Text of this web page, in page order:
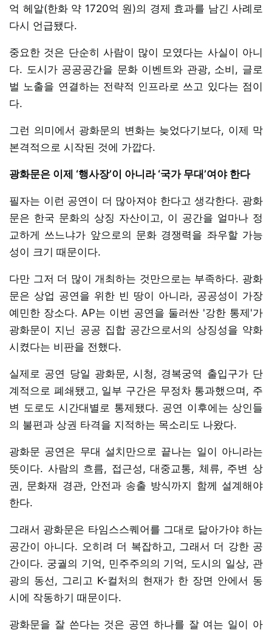
억 헤알(한화 약 1720억 원)의 경제 효과를 남긴 사례로
다시 언급됐다.
중요한 것은 단순히 사람이 많이 모였다는 사실이 아니
다. 도시가 공공공간을 문화 이벤트와 관광, 소비, 글로
벌 노출을 연결하는 전략적 인프라로 쓰고 있다는 점이
다.
그런 의미에서 광화문의 변화는 늦었다기보다, 이제 막
본격적으로 시작된 것에 가깝다.
광화문은 이제 ‘행사장’이 아니라 ‘국가 무대’여야 한다
필자는 이런 공연이 더 많아져야 한다고 생각한다. 광화
문은 한국 문화의 상징 자산이고, 이 공간을 얼마나 정
교하게 쓰느냐가 앞으로의 문화 경쟁력을 좌우할 가능
성이 크기 때문이다.
다만 그저 더 많이 개최하는 것만으로는 부족하다. 광화
문은 상업 공연을 위한 빈 땅이 아니라, 공공성이 가장
예민한 장소다. AP는 이번 공연을 둘러싼 '강한 통제'가
광화문이 지닌 공공 집합 공간으로서의 상징성을 약화
시켰다는 비판을 전했다.
실제로 공연 당일 광화문, 시청, 경복궁역 출입구가 단
계적으로 폐쇄됐고, 일부 구간은 무정차 통과했으며, 주
변 도로도 시간대별로 통제됐다. 공연 이후에는 상인들
의 불편과 상권 타격을 지적하는 목소리도 나왔다.
광화문 공연은 무대 설치만으로 끝나는 일이 아니라는
뜻이다. 사람의 흐름, 접근성, 대중교통, 체류, 주변 상
권, 문화재 경관, 안전과 송출 방식까지 함께 설계해야
한다.
그래서 광화문은 타임스스퀘어를 그대로 닮아가야 하는
공간이 아니다. 오히려 더 복잡하고, 그래서 더 강한 공
간이다. 궁궐의 기억, 민주주의의 기억, 도시의 일상, 관
광의 동선, 그리고 K-컬처의 현재가 한 장면 안에서 동
시에 작동하기 때문이다.
광화문을 잘 쓴다는 것은 공연 하나를 잘 여는 일이 아